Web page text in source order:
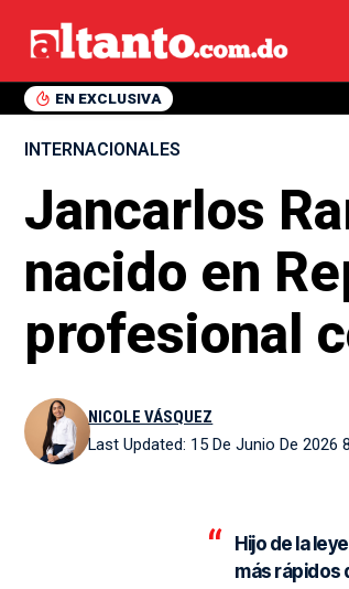
EN EXCLUSIVA
INTERNACIONALES
Jancarlos
nacido en
profesional
Last Updated: 15 De Junio De 2026
NICOLE VÁSQUEZ
Hijo de la
más rápidos